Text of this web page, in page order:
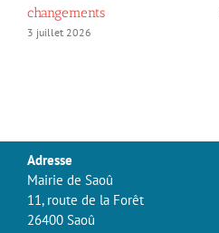
changements
3 juillet 2026
Adresse
Mairie de Saoû
11, route de la Forêt
26400 Saoû